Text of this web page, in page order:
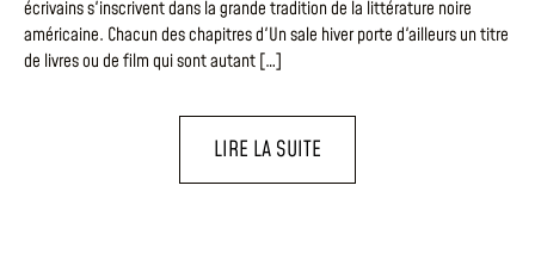
écrivains s'inscrivent dans la grande tradition de la littérature noire
américaine. Chacun des chapitres d'Un sale hiver porte d'ailleurs un titre
de livres ou de film qui sont autant […]
LIRE LA SUITE